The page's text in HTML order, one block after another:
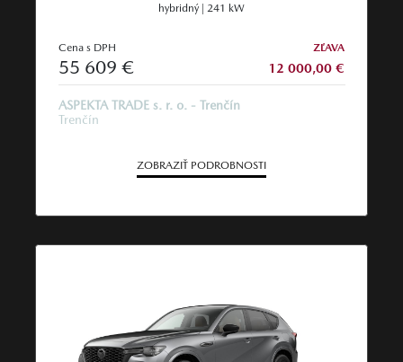
hybridný | 241 kW
Cena s DPH
55 609 €
ZĽAVA
12 000,00 €
ASPEKTA TRADE s. r. o. - Trenčín
Trenčín
ZOBRAZIŤ PODROBNOSTI